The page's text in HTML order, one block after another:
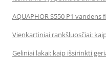
AQUAPHOR S550 P1 vandens
Vienkartiniai rankšluosčiai:
Geliniai lakai: kaip išsirinkti